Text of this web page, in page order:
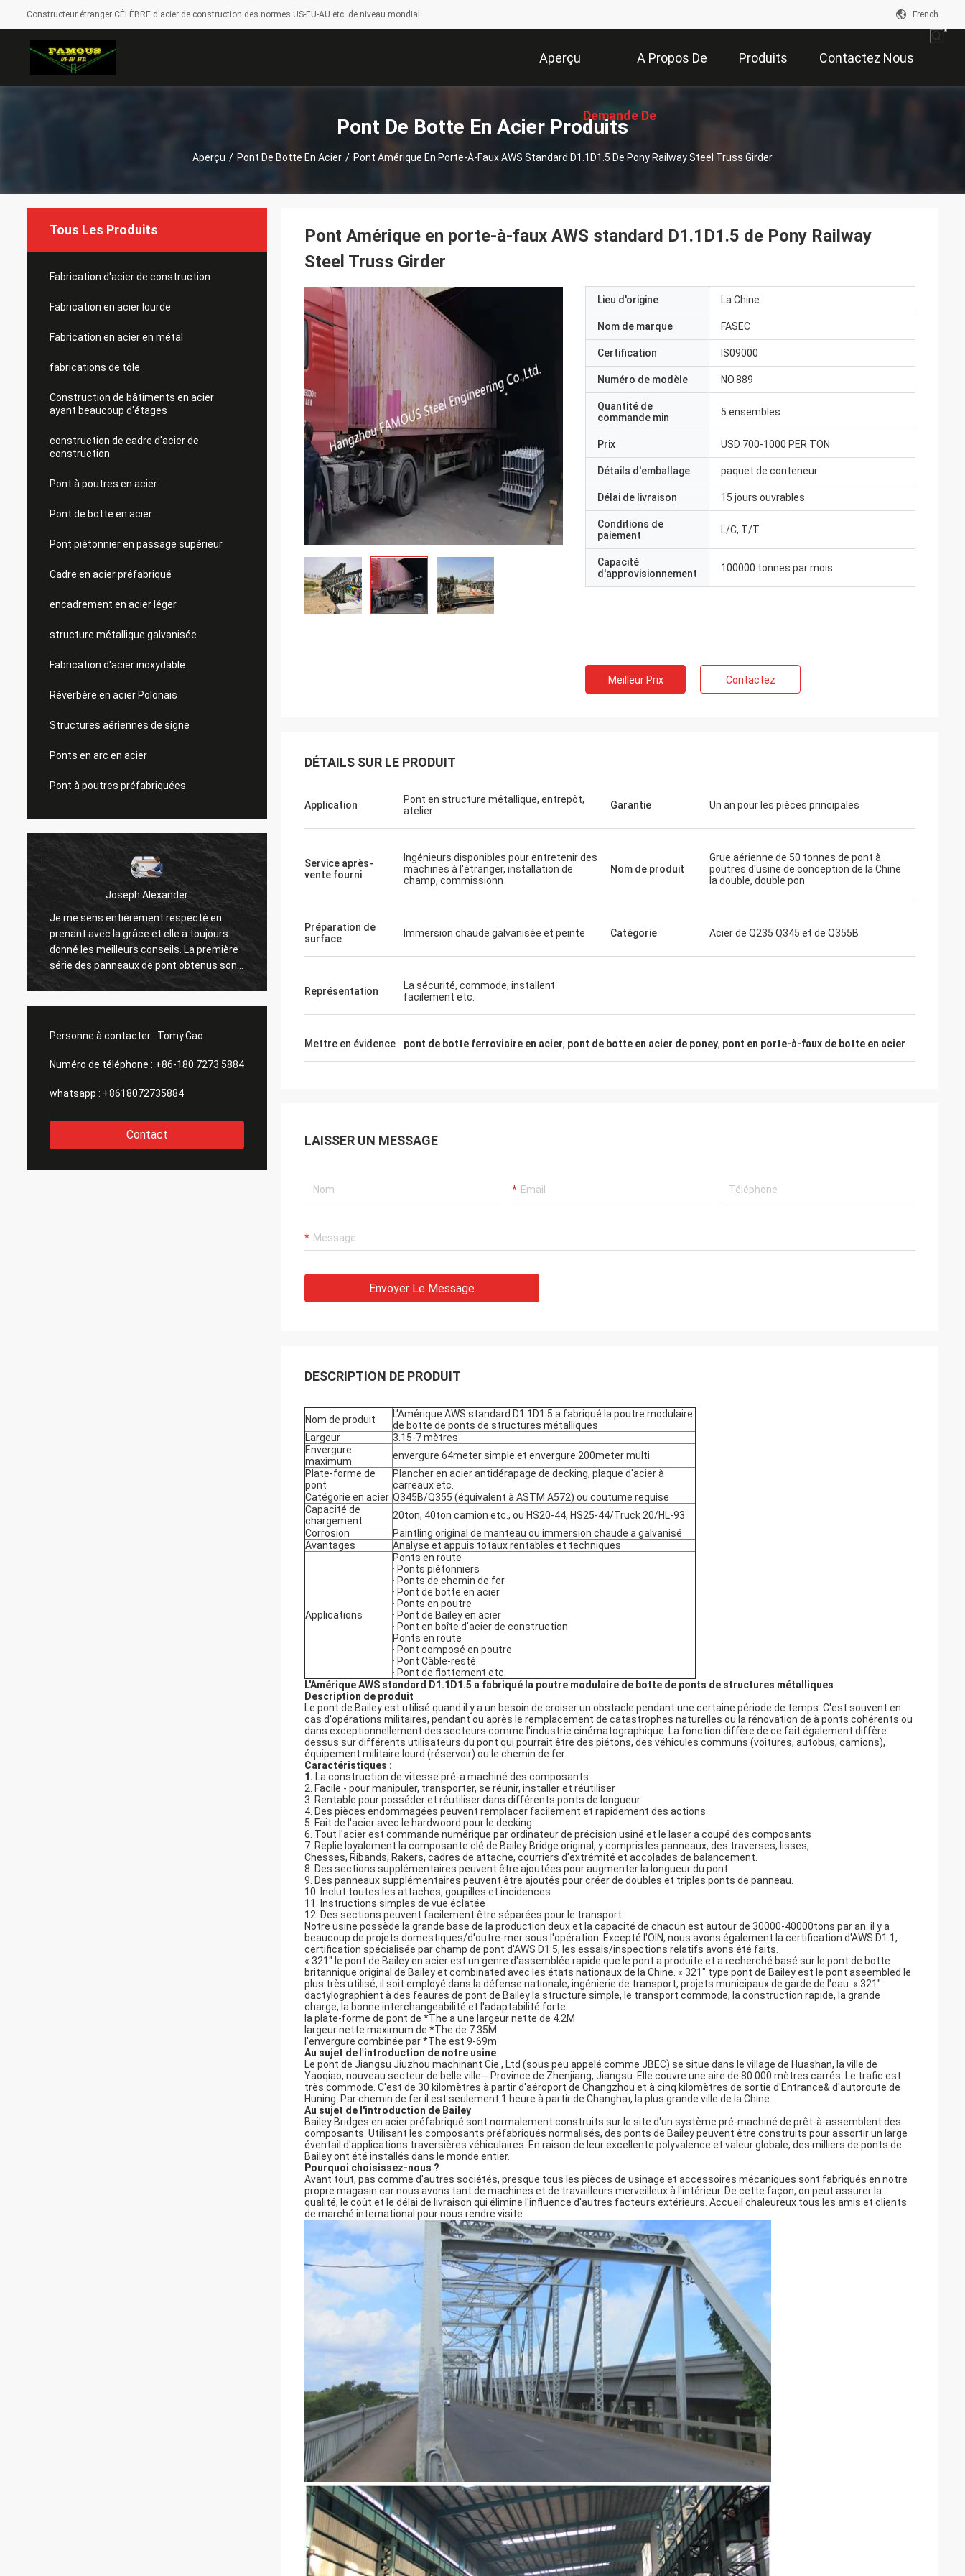
Constructeur étranger CÉLÈBRE d'acier de construction des normes US-EU-AU etc. de niveau mondial. French
Aperçu A Propos De Produits Contactez Nous
Demande De
Pont De Botte En Acier Produits
Aperçu / Pont De Botte En Acier / Pont Amérique En Porte-À-Faux AWS Standard D1.1D1.5 De Pony Railway Steel Truss Girder
Tous Les Produits
Fabrication d'acier de construction
Fabrication en acier lourde
Fabrication en acier en métal
fabrications de tôle
Construction de bâtiments en acier
ayant beaucoup d'étages
construction de cadre d'acier de
construction
Pont à poutres en acier
Pont de botte en acier
Pont piétonnier en passage supérieur
Cadre en acier préfabriqué
encadrement en acier léger
structure métallique galvanisée
Fabrication d'acier inoxydable
Réverbère en acier Polonais
Structures aériennes de signe
Ponts en arc en acier
Pont à poutres préfabriquées
Donald Mcwayne
Les bons membres de l'équipe toujours
offrent le budget à temps et répondent à
des questions avec la patience, le grand
travail !
prenant avec la grâce et elle a toujours
grande aussi. merci tous.
offrent le budget à temps et répondent à
Personne à contacter : Tomy.Gao
Numéro de téléphone : +86-180 7273 5884
whatsapp : +8618072735884
Contact
Pont Amérique en porte-à-faux AWS standard D1.1D1.5 de Pony Railway
Steel Truss Girder
Lieu d'origine La Chine
Nom de marque FASEC
Certification IS09000
Numéro de modèle NO.889
Quantité de
commande min
5 ensembles
Prix USD 700-1000 PER TON
Détails d'emballage paquet de conteneur
Délai de livraison 15 jours ouvrables
Conditions de
paiement
L/C, T/T
Capacité
d'approvisionnement
100000 tonnes par mois
Meilleur Prix Contactez
DÉTAILS SUR LE PRODUIT
Application
Pont en structure métallique, entrepôt,
atelier
Garantie Un an pour les pièces principales
Service après-
vente fourni
Ingénieurs disponibles pour entretenir des
machines à l'étranger, installation de
champ, commissionn
Nom de produit
Grue aérienne de 50 tonnes de pont à
poutres d'usine de conception de la Chine
la double, double pon
Préparation de
surface
Immersion chaude galvanisée et peinte Catégorie Acier de Q235 Q345 et de Q355B
Représentation
La sécurité, commode, installent
facilement etc.
Mettre en évidence pont de botte ferroviaire en acier, pont de botte en acier de poney, pont en porte-à-faux de botte en acier
LAISSER UN MESSAGE
Envoyer Le Message
DESCRIPTION DE PRODUIT
Nom de produit
L'Amérique AWS standard D1.1D1.5 a fabriqué la poutre modulaire
de botte de ponts de structures métalliques
Largeur
3.15-7 mètres
Envergure
maximum
envergure 64meter simple et envergure 200meter multi
Plate-forme de
pont
Plancher en acier antidérapage de decking, plaque d'acier à
carreaux etc.
Catégorie en acier Q345B/Q355 (équivalent à ASTM A572) ou coutume requise
Capacité de
chargement
20ton, 40ton camion etc., ou HS20-44, HS25-44/Truck 20/HL-93
Corrosion
PaintIing original de manteau ou immersion chaude a galvanisé
Avantages
Analyse et appuis totaux rentables et techniques
Applications
Ponts en route
· Ponts piétonniers
· Ponts de chemin de fer
· Pont de botte en acier
· Ponts en poutre
· Pont de Bailey en acier
· Pont en boîte d'acier de construction
Ponts en route
· Pont composé en poutre
· Pont Câble-resté
· Pont de flottement etc.
L'Amérique AWS standard D1.1D1.5 a fabriqué la poutre modulaire de botte de ponts de structures métalliques
Description de produit
Le pont de Bailey est utilisé quand il y a un besoin de croiser un obstacle pendant une certaine période de temps. C'est souvent en
cas d'opérations militaires, pendant ou après le remplacement de catastrophes naturelles ou la rénovation de à ponts cohérents ou
dans exceptionnellement des secteurs comme l'industrie cinématographique. La fonction diffère de ce fait également diffère
dessus sur différents utilisateurs du pont qui pourrait être des piétons, des véhicules communs (voitures, autobus, camions),
équipement militaire lourd (réservoir) ou le chemin de fer.
Caractéristiques :
1. La construction de vitesse pré-a machiné des composants
2. Facile - pour manipuler, transporter, se réunir, installer et réutiliser
3. Rentable pour posséder et réutiliser dans différents ponts de longueur
4. Des pièces endommagées peuvent remplacer facilement et rapidement des actions
5. Fait de l'acier avec le hardwoord pour le decking
6. Tout l'acier est commande numérique par ordinateur de précision usiné et le laser a coupé des composants
7. Replie loyalement la composante clé de Bailey Bridge original, y compris les panneaux, des traverses, lisses,
Chesses, Ribands, Rakers, cadres de attache, courriers d'extrémité et accolades de balancement.
8. Des sections supplémentaires peuvent être ajoutées pour augmenter la longueur du pont
9. Des panneaux supplémentaires peuvent être ajoutés pour créer de doubles et triples ponts de panneau.
10. Inclut toutes les attaches, goupilles et incidences
11. Instructions simples de vue éclatée
12. Des sections peuvent facilement être séparées pour le transport
Notre usine possède la grande base de la production deux et la capacité de chacun est autour de 30000-40000tons par an. il y a
beaucoup de projets domestiques/d'outre-mer sous l'opération. Excepté l'OIN, nous avons également la certification d'AWS D1.1,
certification spécialisée par champ de pont d'AWS D1.5, les essais/inspections relatifs avons été faits.
« 321" le pont de Bailey en acier est un genre d'assemblée rapide que le pont a produite et a recherché basé sur le pont de botte
britannique original de Bailey et combinated avec les états nationaux de la Chine. « 321" type pont de Bailey est le pont aseembled le
plus très utilisé, il soit employé dans la défense nationale, ingénierie de transport, projets municipaux de garde de l'eau. « 321"
dactylographient à des feaures de pont de Bailey la structure simple, le transport commode, la construction rapide, la grande
charge, la bonne interchangeabilité et l'adaptabilité forte.
la plate-forme de pont de *The a une largeur nette de 4.2M
largeur nette maximum de *The de 7.35M.
l'envergure combinée par *The est 9-69m
Au sujet de l'introduction de notre usine
Le pont de Jiangsu Jiuzhou machinant Cie., Ltd (sous peu appelé comme JBEC) se situe dans le village de Huashan, la ville de
Yaoqiao, nouveau secteur de belle ville-- Province de Zhenjiang, Jiangsu. Elle couvre une aire de 80 000 mètres carrés. Le trafic est
très commode. C'est de 30 kilomètres à partir d'aéroport de Changzhou et à cinq kilomètres de sortie d'Entrance& d'autoroute de
Huning. Par chemin de fer il est seulement 1 heure à partir de Changhaï, la plus grande ville de la Chine.
Au sujet de l'introduction de Bailey
Bailey Bridges en acier préfabriqué sont normalement construits sur le site d'un système pré-machiné de prêt-à-assemblent des
composants. Utilisant les composants préfabriqués normalisés, des ponts de Bailey peuvent être construits pour assortir un large
éventail d'applications traversières véhiculaires. En raison de leur excellente polyvalence et valeur globale, des milliers de ponts de
Bailey ont été installés dans le monde entier.
Pourquoi choisissez-nous ?
Avant tout, pas comme d'autres sociétés, presque tous les pièces de usinage et accessoires mécaniques sont fabriqués en notre
propre magasin car nous avons tant de machines et de travailleurs merveilleux à l'intérieur. De cette façon, on peut assurer la
qualité, le coût et le délai de livraison qui élimine l'influence d'autres facteurs extérieurs. Accueil chaleureux tous les amis et clients
de marché international pour nous rendre visite.